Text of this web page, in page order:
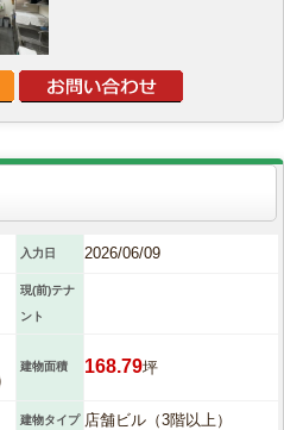
入力日 2026/06/09
現(前)テナ
ント
建物面積 168.79坪
建物タイプ 店舗ビル（3階以上）